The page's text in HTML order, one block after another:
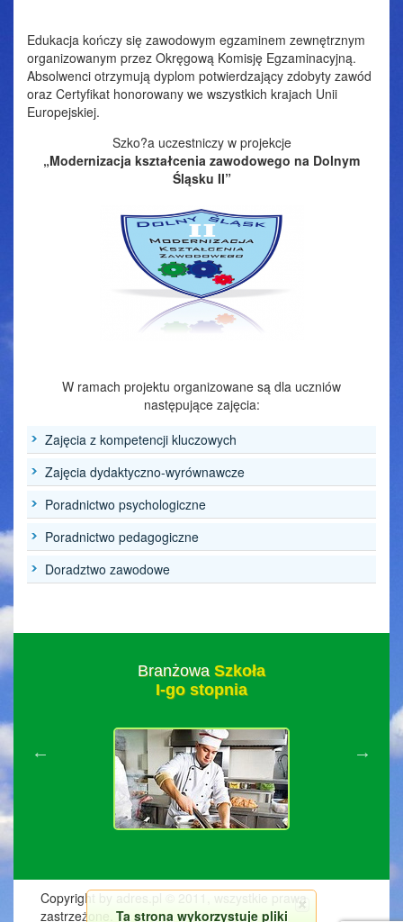
Edukacja kończy się zawodowym egzaminem zewnętrznym
organizowanym przez Okręgową Komisję Egzaminacyjną.
Absolwenci otrzymują dyplom potwierdzający zdobyty zawód
oraz Certyfikat honorowany we wszystkich krajach Unii
Europejskiej.
Szko?a uczestniczy w projekcje
„Modernizacja kształcenia zawodowego na Dolnym
Śląsku II”
W ramach projektu organizowane są dla uczniów
następujące zajęcia:
Zajęcia z kompetencji kluczowych
Zajęcia dydaktyczno-wyrównawcze
Poradnictwo psychologiczne
Poradnictwo pedagogiczne
Doradztwo zawodowe
Branżowa Szkoła
I-go stopnia
Copyright by adres.pl © 2011, wszystkie prawa
zastrzeżone. Ta strona wykorzystuje pliki